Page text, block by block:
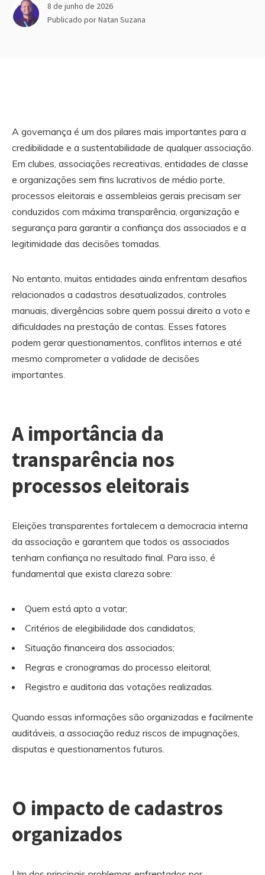
8 de junho de 2026
Publicado porNatan Suzana
A governança é um dos pilares mais importantes para a
credibilidade e a sustentabilidade de qualquer associação.
Em clubes, associações recreativas, entidades de classe
e organizações sem fins lucrativos de médio porte,
processos eleitorais e assembleias gerais precisam ser
conduzidos com máxima transparência, organização e
segurança para garantir a confiança dos associados e a
legitimidade das decisões tomadas.
No entanto, muitas entidades ainda enfrentam desafios
relacionados a cadastros desatualizados, controles
manuais, divergências sobre quem possui direito a voto e
dificuldades na prestação de contas. Esses fatores
podem gerar questionamentos, conflitos internos e até
mesmo comprometer a validade de decisões
importantes.
A importância da
transparência nos
processos eleitorais
Eleições transparentes fortalecem a democracia interna
da associação e garantem que todos os associados
tenham confiança no resultado final. Para isso, é
fundamental que exista clareza sobre:
Quem está apto a votar;
Critérios de elegibilidade dos candidatos;
Situação financeira dos associados;
Regras e cronogramas do processo eleitoral;
Registro e auditoria das votações realizadas.
Quando essas informações são organizadas e facilmente
auditáveis, a associação reduz riscos de impugnações,
disputas e questionamentos futuros.
O impacto de cadastros
organizados